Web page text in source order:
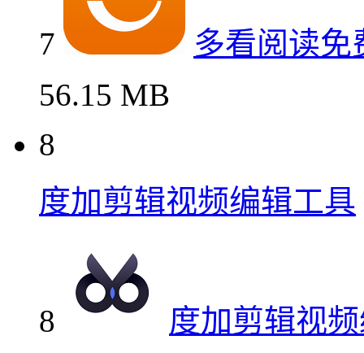
7
多看阅读免
56.15 MB
8
度加剪辑视频编辑工具
8
度加剪辑视